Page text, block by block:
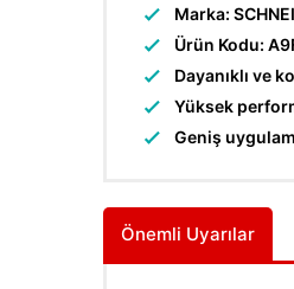
Marka:
Ürün Kodu:
Dayanıklı ve
Yüksek
Geniş
Önemli Uyarılar